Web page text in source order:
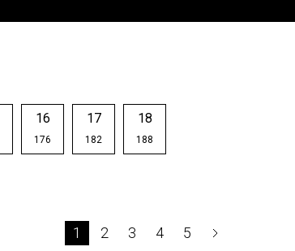
16
176
17
182
18
188
1 2 3 4 5